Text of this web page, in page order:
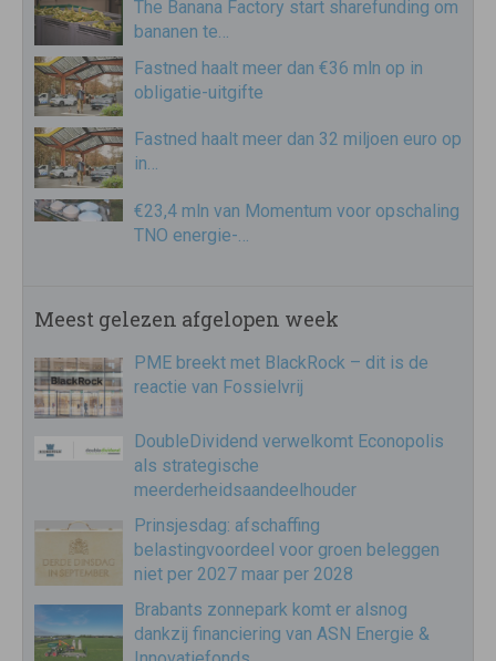
The Banana Factory start sharefunding om
bananen te…
Fastned haalt meer dan €36 mln op in
obligatie-uitgifte
Fastned haalt meer dan 32 miljoen euro op
in…
€23,4 mln van Momentum voor opschaling
TNO energie-…
Meest gelezen afgelopen week
PME breekt met BlackRock – dit is de
reactie van Fossielvrij
DoubleDividend verwelkomt Econopolis
als strategische
meerderheidsaandeelhouder
Prinsjesdag: afschaffing
belastingvoordeel voor groen beleggen
niet per 2027 maar per 2028
Brabants zonnepark komt er alsnog
dankzij financiering van ASN Energie &